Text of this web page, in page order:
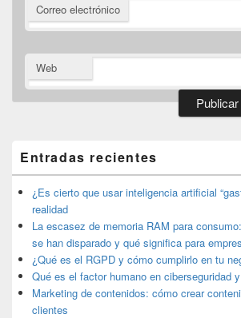
Correo electrónico
Web
de
widget
barra
lateral
primaria
Entradas recientes
¿Es cierto que usar inteligencia artificial
realidad
La escasez de memoria RAM para
se han disparado y qué significa para
¿Qué es el RGPD y cómo cumplirlo en tu
Qué es el factor humano en ciberseguridad
Marketing de contenidos: cómo crear
clientes